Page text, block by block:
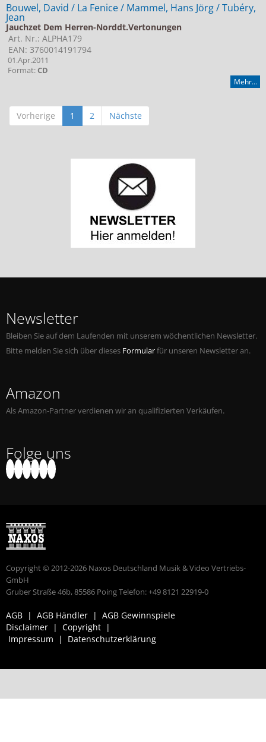
Bouwel, David / La Fenice / Mammel, Hans Jörg / Tubéry,
Jean
Jauchzet Dem Herren-Norddt.Vertonungen
Art. Nr.: ALPHA179
EAN: 3760014191794
01.Apr.2011
Format:CD
Mehr...
Vorherige 1 2 Nächste
Newsletter
Bleiben Sie auf dem Laufenden mit unserem wöchentlichen Newsletter.
Bitte melden Sie sich über dieses Formularfür unseren Newsletter an.
Amazon
Als Amazon-Partner verdienen wir an qualifizierten Verkäufen.
Folge uns
Copyright © 2012-2026 Naxos Deutschland Musik & Video Vertriebs-
GmbH
Gruber Straße 46b, 85586 Poing Telefon: +49 8121 22919-0
AGB | AGB Händler | AGB Gewinnspiele
Disclaimer | Copyright |
Impressum
| Datenschutzerklärung